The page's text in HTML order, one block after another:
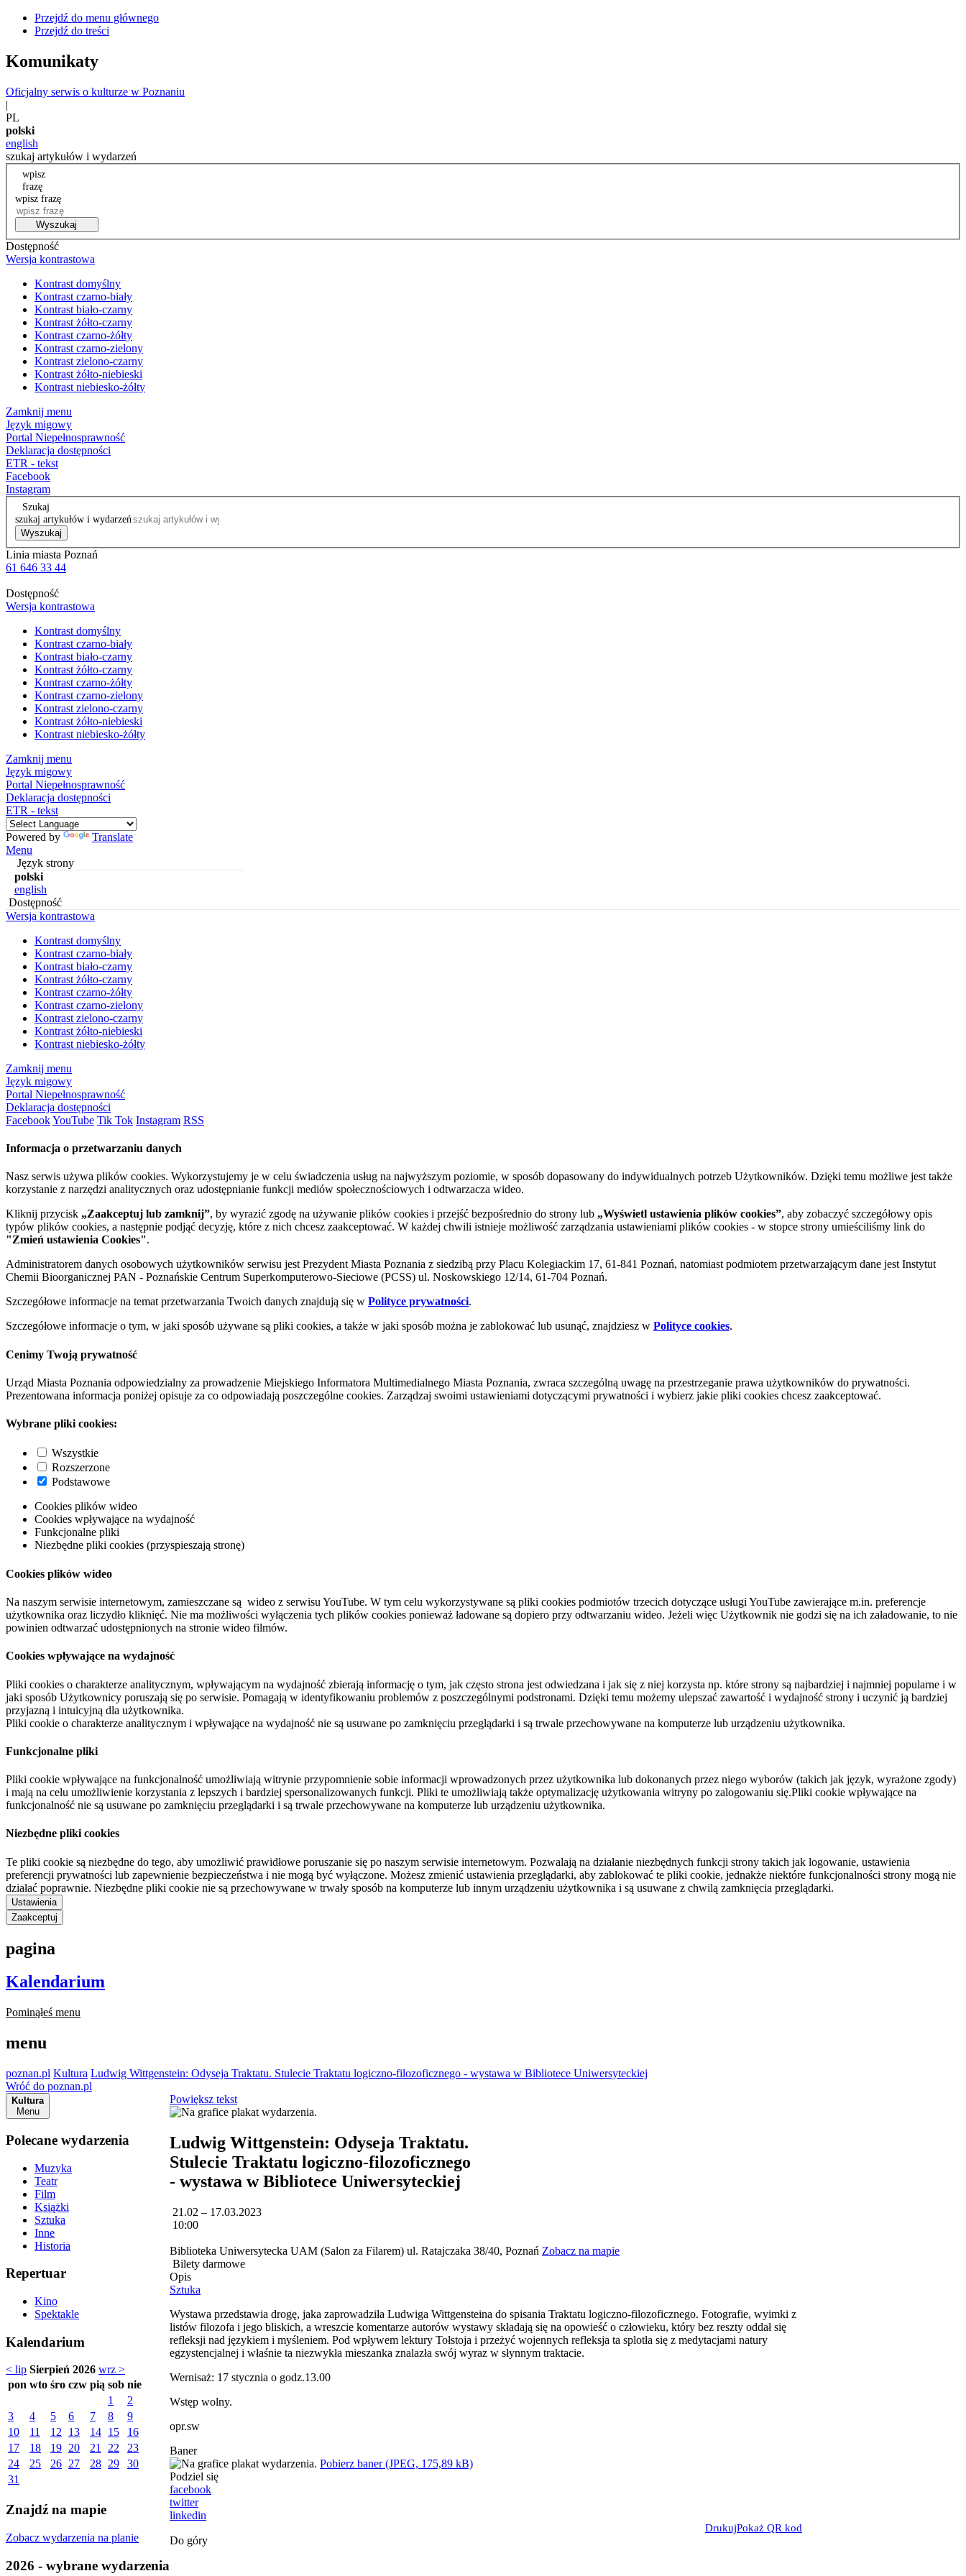
Przejdź do menu głównego
Przejdź do treści
Komunikaty
Oficjalny serwis o kulturze w Poznaniu
|
PL
polski
english
szukaj artykułów i wydarzeń
wpisz
frazę
wpisz frazę
Wyszukaj
Dostępność
Wersja kontrastowa
Kontrast domyślny
Kontrast czarno-biały
Kontrast biało-czarny
Kontrast żółto-czarny
Kontrast czarno-żółty
Kontrast czarno-zielony
Kontrast zielono-czarny
Kontrast żółto-niebieski
Kontrast niebiesko-żółty
Zamknij menu
Język migowy
Portal Niepełnosprawność
Deklaracja dostępności
ETR - tekst
Facebook
Instagram
Szukaj
szukaj artykułów i wydarzeń
Wyszukaj
Linia miasta Poznań
61 646 33 44
Dostępność
Wersja kontrastowa
Kontrast domyślny
Kontrast czarno-biały
Kontrast biało-czarny
Kontrast żółto-czarny
Kontrast czarno-żółty
Kontrast czarno-zielony
Kontrast zielono-czarny
Kontrast żółto-niebieski
Kontrast niebiesko-żółty
Zamknij menu
Język migowy
Portal Niepełnosprawność
Deklaracja dostępności
ETR - tekst
Powered by
Translate
Menu
Język strony
polski
english
Dostępność
Wersja kontrastowa
Kontrast domyślny
Kontrast czarno-biały
Kontrast biało-czarny
Kontrast żółto-czarny
Kontrast czarno-żółty
Kontrast czarno-zielony
Kontrast zielono-czarny
Kontrast żółto-niebieski
Kontrast niebiesko-żółty
Zamknij menu
Język migowy
Portal Niepełnosprawność
Deklaracja dostępności
FacebookYouTube Tik Tok Instagram RSS
Informacja o przetwarzaniu danych
Nasz serwis używa plików cookies. Wykorzystujemy je w celu świadczenia usług na najwyższym poziomie, w sposób dopasowany do indywidualnych potrzeb Użytkowników. Dzięki temu możliwe jest także
korzystanie z narzędzi analitycznych oraz udostępnianie funkcji mediów społecznościowych i odtwarzacza wideo.
Kliknij przycisk „Zaakceptuj lub zamknij”, by wyrazić zgodę na używanie plików cookies i przejść bezpośrednio do strony lub „Wyświetl ustawienia plików cookies”, aby zobaczyć szczegółowy opis
typów plików cookies, a następnie podjąć decyzję, które z nich chcesz zaakceptować. W każdej chwili istnieje możliwość zarządzania ustawieniami plików cookies - w stopce strony umieściliśmy link do
"Zmień ustawienia Cookies".
Administratorem danych osobowych użytkowników serwisu jest Prezydent Miasta Poznania z siedzibą przy Placu Kolegiackim 17, 61-841 Poznań, natomiast podmiotem przetwarzającym dane jest Instytut
Chemii Bioorganicznej PAN - Poznańskie Centrum Superkomputerowo-Sieciowe (PCSS) ul. Noskowskiego 12/14, 61-704 Poznań.
Szczegółowe informacje na temat przetwarzania Twoich danych znajdują się w Polityce prywatności.
Szczegółowe informacje o tym, w jaki sposób używane są pliki cookies, a także w jaki sposób można je zablokować lub usunąć, znajdziesz w Polityce cookies.
Cenimy Twoją prywatność
Urząd Miasta Poznania odpowiedzialny za prowadzenie Miejskiego Informatora Multimedialnego Miasta Poznania, zwraca szczególną uwagę na przestrzeganie prawa użytkowników do prywatności.
Prezentowana informacja poniżej opisuje za co odpowiadają poszczególne cookies. Zarządzaj swoimi ustawieniami dotyczącymi prywatności i wybierz jakie pliki cookies chcesz zaakceptować.
Wybrane pliki cookies:
Wszystkie
Rozszerzone
Podstawowe
Cookies plików wideo
Cookies wpływające na wydajność
Funkcjonalne pliki
Niezbędne pliki cookies (przyspieszają stronę)
Cookies plików wideo
Na naszym serwisie internetowym, zamieszczane są wideo z serwisu YouTube. W tym celu wykorzystywane są pliki cookies podmiotów trzecich dotyczące usługi YouTube zawierające m.in. preferencje
użytkownika oraz liczydło kliknięć. Nie ma możliwości wyłączenia tych plików cookies ponieważ ładowane są dopiero przy odtwarzaniu wideo. Jeżeli więc Użytkownik nie godzi się na ich załadowanie, to nie
powinien odtwarzać udostępnionych na stronie wideo filmów.
Cookies wpływające na wydajność
Pliki cookies o charakterze analitycznym, wpływającym na wydajność zbierają informację o tym, jak często strona jest odwiedzana i jak się z niej korzysta np. które strony są najbardziej i najmniej popularne i w
jaki sposób Użytkownicy poruszają się po serwisie. Pomagają w identyfikowaniu problemów z poszczególnymi podstronami. Dzięki temu możemy ulepszać zawartość i wydajność strony i uczynić ją bardziej
przyjazną i intuicyjną dla użytkownika.
Pliki cookie o charakterze analitycznym i wpływające na wydajność nie są usuwane po zamknięciu przeglądarki i są trwale przechowywane na komputerze lub urządzeniu użytkownika.
Funkcjonalne pliki
Pliki cookie wpływające na funkcjonalność umożliwiają witrynie przypomnienie sobie informacji wprowadzonych przez użytkownika lub dokonanych przez niego wyborów (takich jak język, wyrażone zgody)
i mają na celu umożliwienie korzystania z lepszych i bardziej spersonalizowanych funkcji. Pliki te umożliwiają także optymalizację użytkowania witryny po zalogowaniu się.Pliki cookie wpływające na
funkcjonalność nie są usuwane po zamknięciu przeglądarki i są trwale przechowywane na komputerze lub urządzeniu użytkownika.
Niezbędne pliki cookies
Te pliki cookie są niezbędne do tego, aby umożliwić prawidłowe poruszanie się po naszym serwisie internetowym. Pozwalają na działanie niezbędnych funkcji strony takich jak logowanie, ustawienia
preferencji prywatności lub zapewnienie bezpieczeństwa i nie mogą być wyłączone. Możesz zmienić ustawienia przeglądarki, aby zablokować te pliki cookie, jednakże niektóre funkcjonalności strony mogą nie
działać poprawnie. Niezbędne pliki cookie nie są przechowywane w trwały sposób na komputerze lub innym urządzeniu użytkownika i są usuwane z chwilą zamknięcia przeglądarki.
Ustawienia
Zaakceptuj
pagina
Kalendarium
Pominąłeś menu
menu
poznan.pl Kultura Ludwig Wittgenstein: Odyseja Traktatu. Stulecie Traktatu logiczno-filozoficznego - wystawa w Bibliotece Uniwersyteckiej
Wróć do poznan.pl
Kultura
Menu
Polecane wydarzenia
Muzyka
Teatr
Film
Książki
Sztuka
Inne
Historia
Repertuar
Kino
Spektakle
Kalendarium
< lip Sierpień 2026 wrz >
pon wto śro czw pią sob nie
1
2
3
4 5 6 7 8
9
10
11 12 13 14 15
16
17
18 19 20 21 22
23
24
25 26 27 28 29
30
31
Znajdź na mapie
Zobacz wydarzenia na planie
2026 - wybrane wydarzenia
Powiększ tekst
Ludwig Wittgenstein: Odyseja Traktatu.
Stulecie Traktatu logiczno-filozoficznego
- wystawa w Bibliotece Uniwersyteckiej
21.02 – 17.03.2023
10:00
Biblioteka Uniwersytecka UAM (Salon za Filarem) ul. Ratajczaka 38/40, Poznań Zobacz na mapie
Bilety darmowe
Opis
Sztuka
Wystawa przedstawia drogę, jaka zaprowadziła Ludwiga Wittgensteina do spisania Traktatu logiczno-filozoficznego. Fotografie, wyimki z
listów filozofa i jego bliskich, a wreszcie komentarze autorów wystawy składają się na opowieść o człowieku, który bez reszty oddał się
refleksji nad językiem i myśleniem. Pod wpływem lektury Tołstoja i przeżyć wojennych refleksja ta splotła się z medytacjami natury
egzystencjalnej i właśnie ta niezwykła mieszanka znalazła swój wyraz w słynnym traktacie.
Wernisaż: 17 stycznia o godz.13.00
Wstęp wolny.
opr.sw
Baner
Pobierz baner (JPEG, 175,89 kB)
Podziel się
facebook
twitter
linkedin
DrukujPokaż QR kod
Do góry